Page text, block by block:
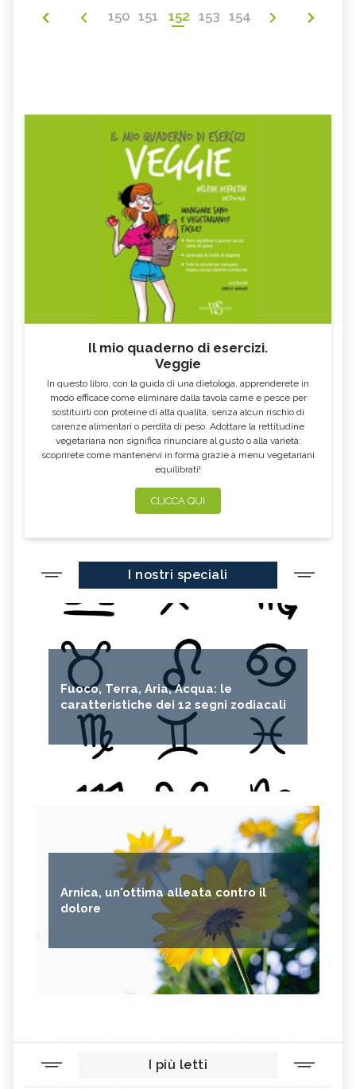
150 151 152 153 154
Il mio quaderno di esercizi.
Veggie
In questo libro, con la guida di una dietologa, apprenderete in
modo efficace come eliminare dalla tavola carne e pesce per
sostituirli con proteine di alta qualità, senza alcun rischio di
carenze alimentari o perdita di peso. Adottare la rettitudine
vegetariana non significa rinunciare al gusto o alla varietà:
scoprirete come mantenervi in forma grazie a menu vegetariani
equilibrati!
CLICCA QUI
I nostri speciali
Fuoco, Terra, Aria, Acqua: le
caratteristiche dei 12 segni zodiacali
Arnica, un'ottima alleata contro il
dolore
I più letti